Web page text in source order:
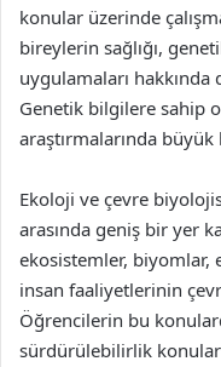
konular üzerinde
bireylerin sağlığı,
uygulamaları
Genetik bilgilere sahip
araştırmalarında
Ekoloji ve çevre
arasında geniş bir yer
ekosistemler, biyomlar,
insan faaliyetlerinin
Öğrencilerin bu
sürdürülebilirlik